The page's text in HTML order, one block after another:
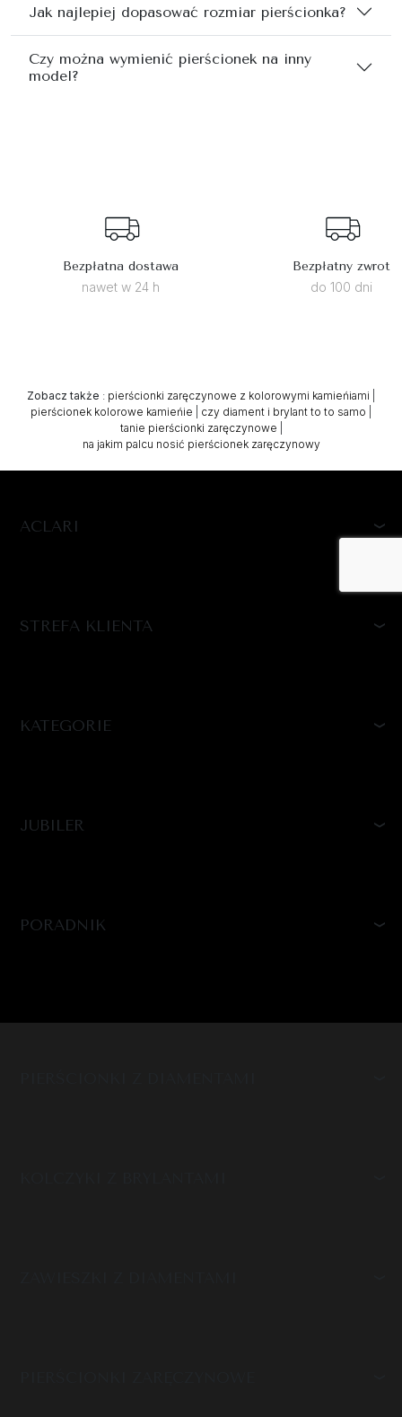
Jak najlepiej dopasować rozmiar pierścionka?
Czy można wymienić pierścionek na inny
model?
Bezpłatna dostawa
nawet w 24 h
Bezpłatny zwrot
do 100 dni
Zobacz także : pierścionki zaręczynowe z kolorowymi kamieńiami
pierścionek kolorowe kamieńie
czy diament i brylant to to samo
tanie pierścionki zaręczynowe
na jakim palcu nosić pierścionek zaręczynowy
ACLARI
STREFA KLIENTA
KATEGORIE
JUBILER
PORADNIK